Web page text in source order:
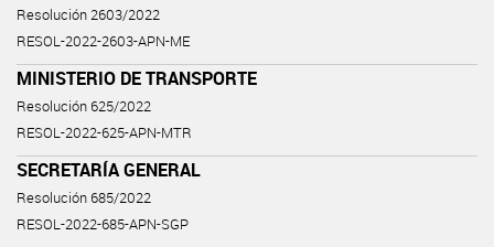
Resolución 2603/2022
RESOL-2022-2603-APN-ME
MINISTERIO DE TRANSPORTE
Resolución 625/2022
RESOL-2022-625-APN-MTR
SECRETARÍA GENERAL
Resolución 685/2022
RESOL-2022-685-APN-SGP